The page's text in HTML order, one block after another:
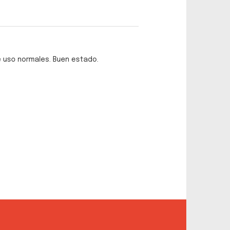
uso normales. Buen estado.